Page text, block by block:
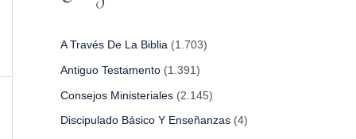
A Través De La Biblia (1.703)
Antiguo Testamento (1.391)
Consejos Ministeriales (2.145)
Discipulado Básico Y Enseñanzas (4)